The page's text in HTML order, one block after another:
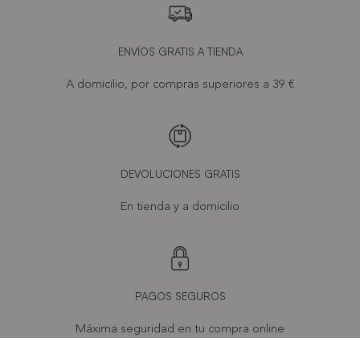
ENVÍOS GRATIS A TIENDA
A domicilio, por compras superiores a 39 €
DEVOLUCIONES GRATIS
En tienda y a domicilio
PAGOS SEGUROS
Máxima seguridad en tu compra online